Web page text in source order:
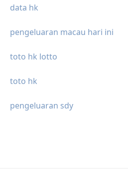
data hk
pengeluaran macau hari ini
toto hk lotto
toto hk
pengeluaran sdy